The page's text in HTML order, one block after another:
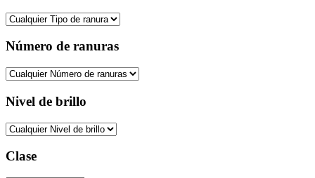
Número de ranuras
Nivel de brillo
Clase